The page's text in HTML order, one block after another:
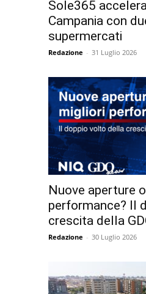
Sole365
Campania con
supermercati
Redazione - 31 Luglio 2026
Nuove aperture
performance? Il
crescita della
Redazione - 30 Luglio 2026